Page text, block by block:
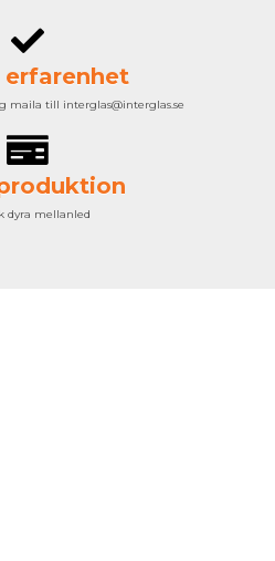
erfarenhet
maila till interglas@interglas.se
dyra mellanled